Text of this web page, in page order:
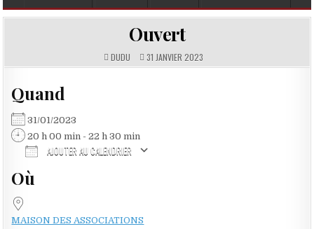
Ouvert
DUDU 31 JANVIER 2023
Quand
31/01/2023
20 h 00 min - 22 h 30 min
AJOUTER AU CALENDRIER
Où
MAISON DES ASSOCIATIONS